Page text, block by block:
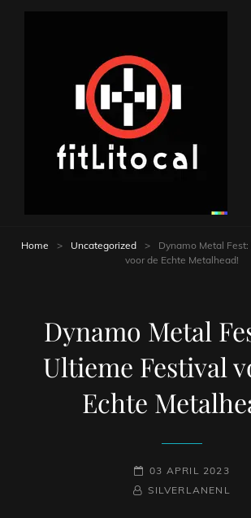
Home > Uncategorized >
Dynamo Metal
voor de Echte Metalhead!
Dynamo Metal
Ultieme Festival
Echte
GEPLAATST
OP
03 APRIL 2023
NAAMREGEL
BYLINE
SILVERLANENL